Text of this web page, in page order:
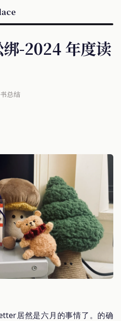
-2024 年度读
总结
居然是六月的事情了。的确